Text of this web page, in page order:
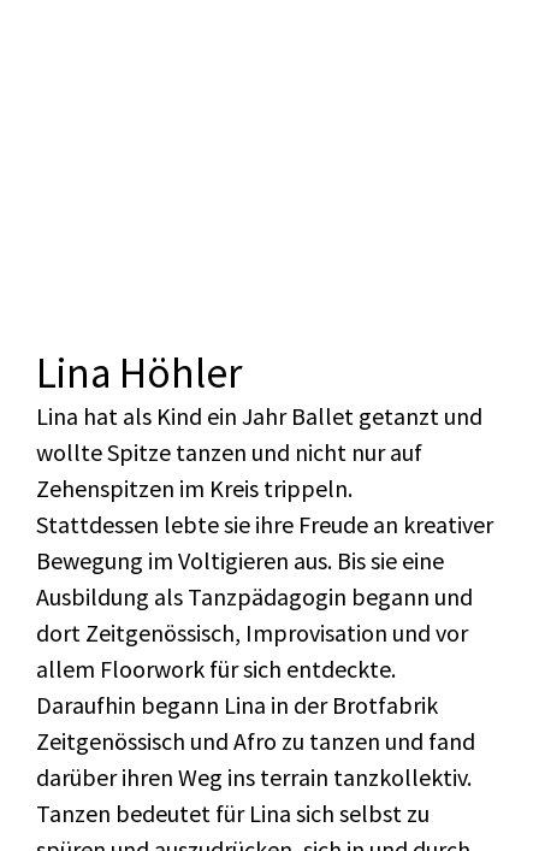
Lina Höhler
Lina hat als Kind ein Jahr Ballet getanzt und
wollte Spitze tanzen und nicht nur auf
Zehenspitzen im Kreis trippeln.
Stattdessen lebte sie ihre Freude an kreativer
Bewegung im Voltigieren aus. Bis sie eine
Ausbildung als Tanzpädagogin begann und
dort Zeitgenössisch, Improvisation und vor
allem Floorwork für sich entdeckte.
Daraufhin begann Lina in der Brotfabrik
Zeitgenössisch und Afro zu tanzen und fand
darüber ihren Weg ins terrain tanzkollektiv.
Tanzen bedeutet für Lina sich selbst zu